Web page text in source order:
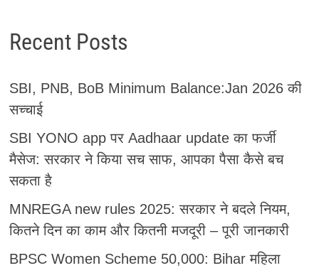
Recent Posts
SBI, PNB, BoB Minimum Balance:Jan 2026 की
सच्चाई
SBI YONO app पर Aadhaar update का फर्जी
मैसेज: सरकार ने किया सच साफ, आपका पैसा कैसे बच
सकता है
MNREGA new rules 2025: सरकार ने बदले नियम,
कितने दिन का काम और कितनी मजदूरी – पूरी जानकारी
BPSC Women Scheme 50,000: Bihar महिला